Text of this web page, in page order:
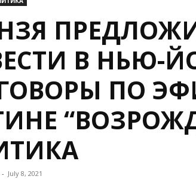
В НЬЮ-
ПО
- July 8, 2021